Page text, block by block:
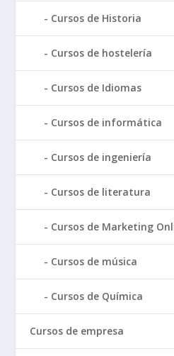
Cursos de Historia
Cursos de hostelería
Cursos de Idiomas
Cursos de informática
Cursos de ingeniería
Cursos de literatura
Cursos de Marketing
Cursos de música
Cursos de Química
Cursos de empresa